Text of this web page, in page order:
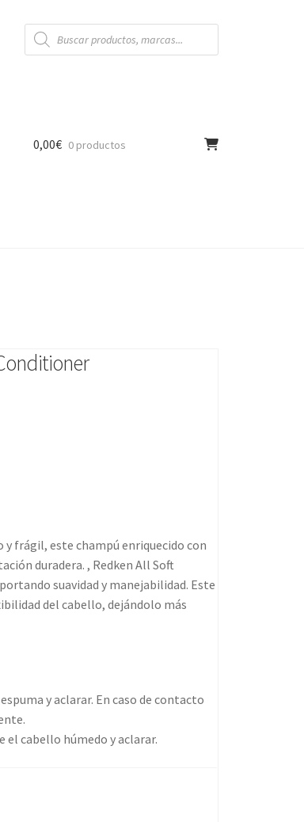
Búsqueda
de
productos
0,00€ 0 productos
y frágil, este champú enriquecido con
duradera. , Redken All Soft
suavidad y manejabilidad. Este
del cabello, dejándolo más
y aclarar. En caso de contacto
el cabello húmedo y aclarar.